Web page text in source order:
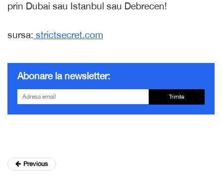
prin Dubai sau Istanbul sau Debrecen!
sursa: strictsecret.com
Abonare la newsletter:
Trimite
Previous